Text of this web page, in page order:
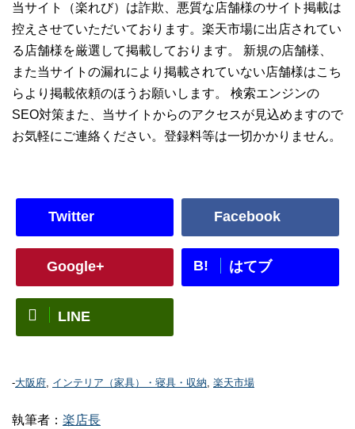
当サイト（楽れび）は詐欺、悪質な店舗様のサイト掲載は
控えさせていただいております。楽天市場に出店されてい
る店舗様を厳選して掲載しております。 新規の店舗様、
また当サイトの漏れにより掲載されていない店舗様はこち
らより掲載依頼のほうお願いします。 検索エンジンの
SEO対策また、当サイトからのアクセスが見込めますので
お気軽にご連絡ください。登録料等は一切かかりません。
Twitter Facebook
Google+ B! はてブ
LINE
-大阪府, インテリア（家具）・寝具・収納, 楽天市場
執筆者： 楽店長